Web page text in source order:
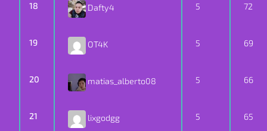
18 Dafty4 5 72
19 OT4K 5 69
20 matias_alberto08 5 66
21 lixgodgg 5 65